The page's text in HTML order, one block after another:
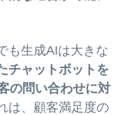
も生成AIは大きな
チャットボットを
の問い合わせに対
は、顧客満足度の